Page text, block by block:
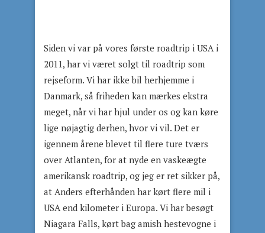
Siden vi var på vores første roadtrip i USA i
2011, har vi været solgt til roadtrip som
rejseform. Vi har ikke bil herhjemme i
Danmark, så friheden kan mærkes ekstra
meget, når vi har hjul under os og kan køre
lige nøjagtig derhen, hvor vi vil. Det er
igennem årene blevet til flere ture tværs
over Atlanten, for at nyde en vaskeægte
amerikansk roadtrip, og jeg er ret sikker på,
at Anders efterhånden har kørt flere mil i
USA end kilometer i Europa. Vi har besøgt
Niagara Falls, kørt bag amish hestevogne i